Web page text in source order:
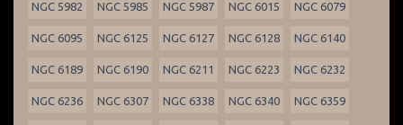
NGC 5982 NGC 5985 NGC 5987 NGC 6015 NGC 6079
NGC 6095 NGC 6125 NGC 6127 NGC 6128 NGC 6140
NGC 6189 NGC 6190 NGC 6211 NGC 6223 NGC 6232
NGC 6236 NGC 6307 NGC 6338 NGC 6340 NGC 6359